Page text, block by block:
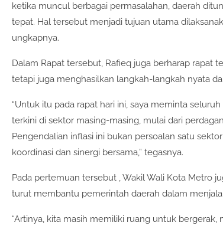
ketika muncul berbagai permasalahan, daerah
tepat. Hal tersebut menjadi tujuan utama
ungkapnya.
Dalam Rapat tersebut, Rafieq juga berharap rapat
tetapi juga menghasilkan langkah-langkah nyata
“Untuk itu pada rapat hari ini, saya meminta
terkini di sektor masing-masing, mulai dari
Pengendalian inflasi ini bukan persoalan satu
koordinasi dan sinergi bersama,” tegasnya.
Pada pertemuan tersebut , Wakil Wali Kota Metro
turut membantu pemerintah daerah dalam
“Artinya, kita masih memiliki ruang untuk